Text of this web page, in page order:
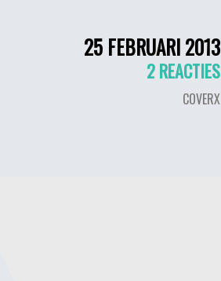
25 FEBRUARI 2013
2 REACTIES
COVERX